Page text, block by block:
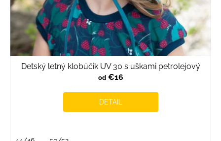
Detský letný klobúčik UV 30 s uškami petrolejový
od€16
DETAIL